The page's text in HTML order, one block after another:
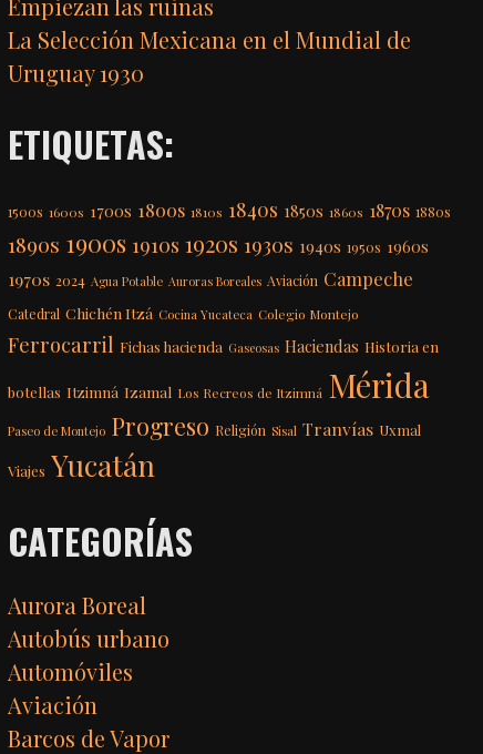
La Selección Mexicana en el Mundial de
Uruguay 1930
ETIQUETAS:
1500s 1600s 1700s 1800s 1810s 1840s 1850s 1860s 1870s 1880s
1890s 1900s 1910s 1920s 1930s 1940s 1950s 1960s
1970s 2024 Agua Potable Auroras Boreales Aviación Campeche
Catedral Chichén Itzá Cocina Yucateca Colegio Montejo
Ferrocarril Fichas hacienda Gaseosas Haciendas Historia en
botellas Itzimná Izamal Los Recreos de Itzimná Mérida
Paseo de Montejo Progreso Religión Sisal Tranvías Uxmal
Viajes Yucatán
CATEGORÍAS
Aurora Boreal
Autobús urbano
Automóviles
Aviación
Barcos de Vapor